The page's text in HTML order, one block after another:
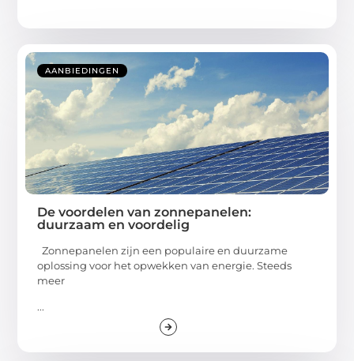
AANBIEDINGEN
De voordelen van zonnepanelen:
duurzaam en voordelig
Zonnepanelen zijn een populaire en duurzame
oplossing voor het opwekken van energie. Steeds
meer
...